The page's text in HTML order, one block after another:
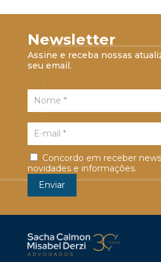
Newsletter
Assine e receba nossas
seu email.
Concordo em receber
novidades e informações.